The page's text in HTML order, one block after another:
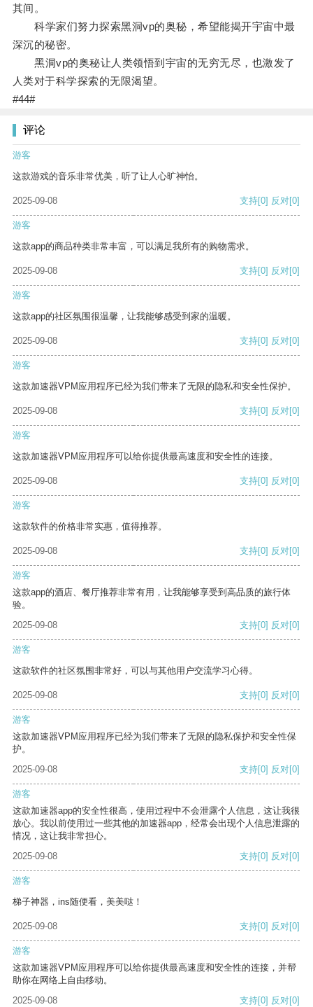
其间。
科学家们努力探索黑洞vp的奥秘，希望能揭开宇宙中最
深沉的秘密。
黑洞vp的奥秘让人类领悟到宇宙的无穷无尽，也激发了
人类对于科学探索的无限渴望。
#44#
评论
游客
这款游戏的音乐非常优美，听了让人心旷神怡。
2025-09-08 支持[0] 反对[0]
游客
这款app的商品种类非常丰富，可以满足我所有的购物需求。
2025-09-08 支持[0] 反对[0]
游客
这款app的社区氛围很温馨，让我能够感受到家的温暖。
2025-09-08 支持[0] 反对[0]
游客
这款加速器VPM应用程序已经为我们带来了无限的隐私和安全性保护。
2025-09-08 支持[0] 反对[0]
游客
这款加速器VPM应用程序可以给你提供最高速度和安全性的连接。
2025-09-08 支持[0] 反对[0]
游客
这款软件的价格非常实惠，值得推荐。
2025-09-08 支持[0] 反对[0]
游客
这款app的酒店、餐厅推荐非常有用，让我能够享受到高品质的旅行体
验。
2025-09-08
支持[0] 反对[0]
游客
这款软件的社区氛围非常好，可以与其他用户交流学习心得。
2025-09-08 支持[0] 反对[0]
游客
这款加速器VPM应用程序已经为我们带来了无限的隐私保护和安全性保
护。
2025-09-08
支持[0] 反对[0]
游客
这款加速器app的安全性很高，使用过程中不会泄露个人信息，这让我很
放心。我以前使用过一些其他的加速器app，经常会出现个人信息泄露的
情况，这让我非常担心。
2025-09-08
支持[0] 反对[0]
游客
梯子神器，ins随便看，美美哒！
2025-09-08 支持[0] 反对[0]
游客
这款加速器VPM应用程序可以给你提供最高速度和安全性的连接，并帮
助你在网络上自由移动。
2025-09-08
支持[0] 反对[0]